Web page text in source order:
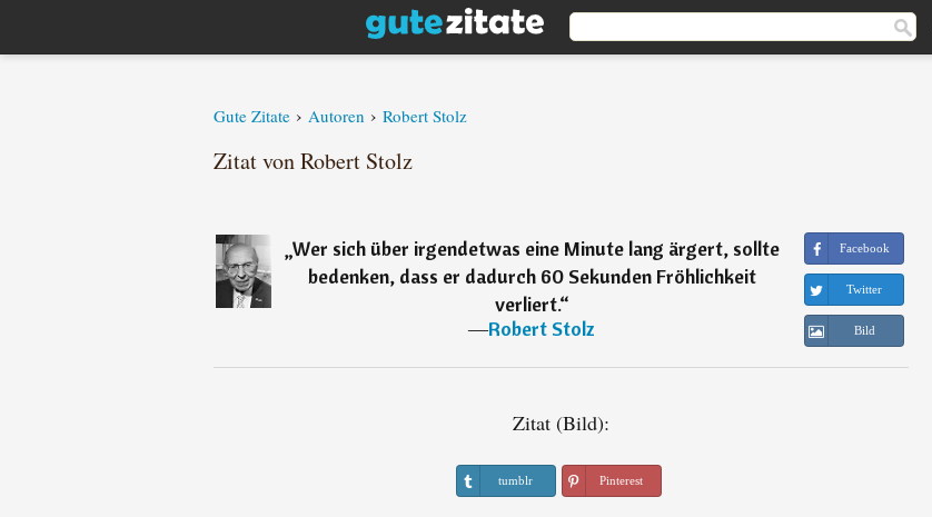
Gute Zitate › Autoren › Robert Stolz
Zitat von Robert Stolz
„Wer sich über irgendetwas eine Minute lang ärgert, sollte
bedenken, dass er dadurch 60 Sekunden Fröhlichkeit
verliert.“
―Robert Stolz
Facebook
Twitter
Bild
Zitat (Bild):
tumblr Pinterest